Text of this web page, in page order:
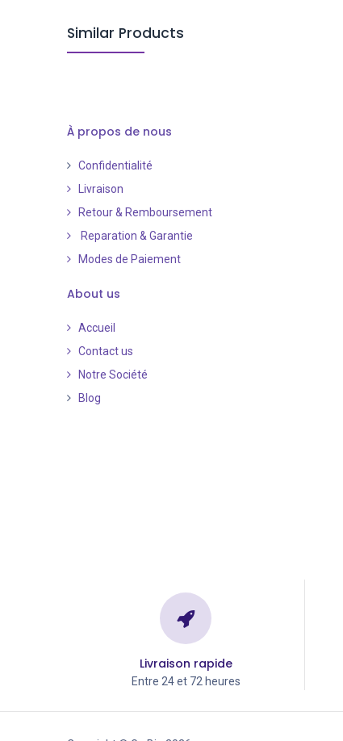
Similar Products
À propos de nous
Confidentialité
Livraison
Retour & Remboursement
Reparation & Garantie
Modes de Paiement​
About us
Accueil
Contact us
Notre Société
Blog
Livraison rapide
Entre 24 et 72 heures